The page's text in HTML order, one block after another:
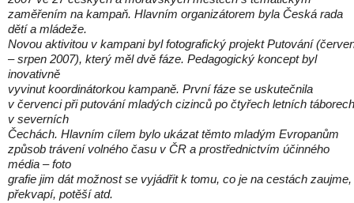
zaměřením na kampaň. Hlavním organizátorem byla Česká rada
dětí a mládeže.
Novou aktivitou v kampani byl fotografický projekt Putování
– srpen 2007), který měl dvě fáze. Pedagogický koncept byl
inovativně
vyvinut koordinátorkou kampaně. První fáze se uskutečnila
v červenci při putování mladých cizinců po čtyřech letních táborech
v severních
Čechách. Hlavním cílem bylo ukázat těmto mladým Evropanům
způsob trávení volného času v ČR a prostřednictvím účinného
média – foto
grafie jim dát možnost se vyjádřit k tomu, co je na cestách zaujme,
překvapí, potěší atd.